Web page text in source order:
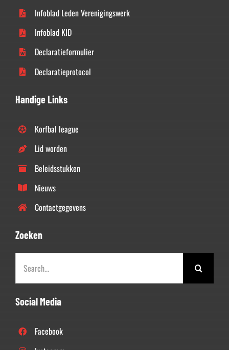
Infoblad Leden Verenigingswerk
Infoblad KID
Declaratieformulier
Declaratieprotocol
Handige Links
Korfbal league
Lid worden
Beleidsstukken
Nieuws
Contactgegevens
Zoeken
naar:
Social Media
Facebook